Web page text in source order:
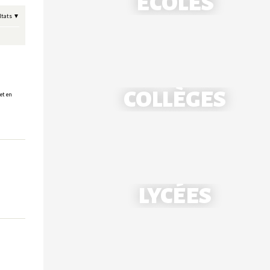
École Saint-Louis - Bonnières
COLLÈGES
LYCÉES
en